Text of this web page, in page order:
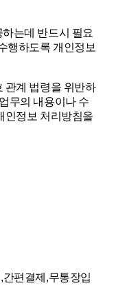
는데 반드시 필요
행하도록 개인정보
관계 법령을 위반하
무의 내용이나 수
인정보 처리방침을
,간편결제 ,무통장입